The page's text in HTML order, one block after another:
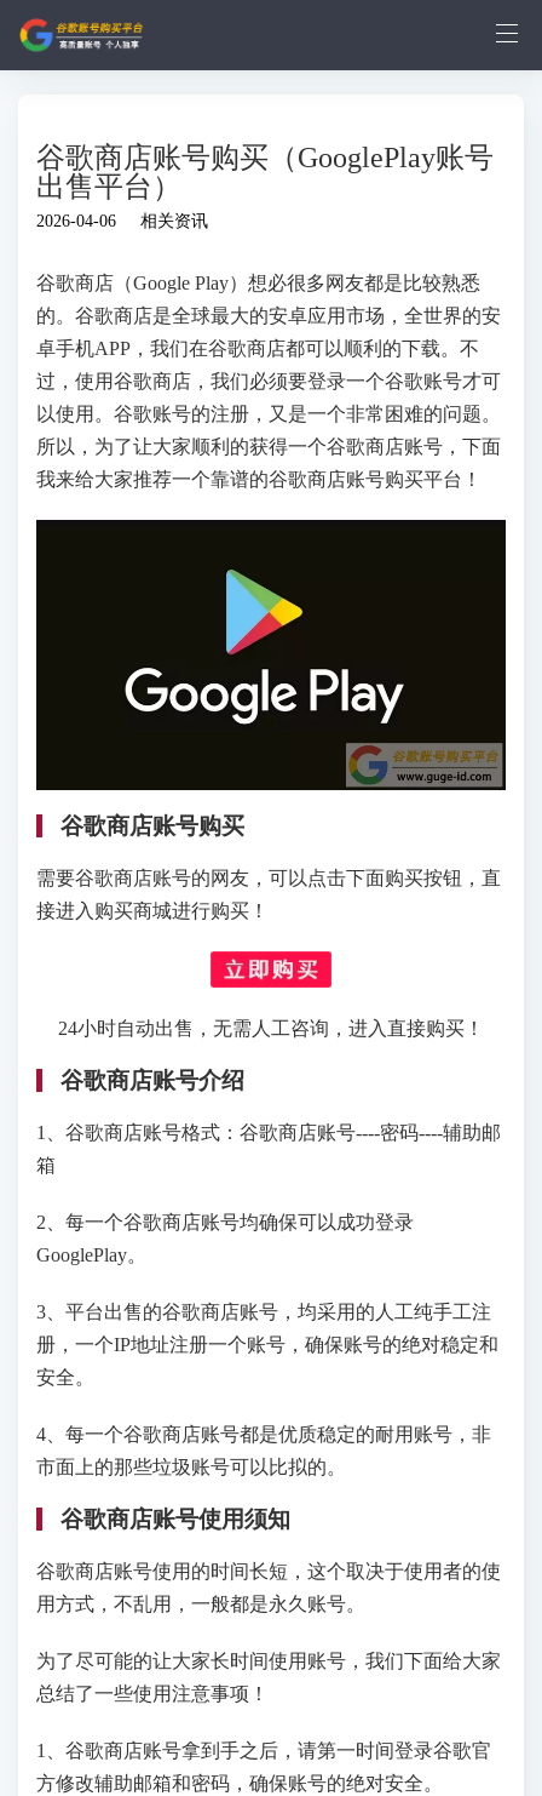
谷歌商店账号购买（GooglePlay账号
出售平台）
2026-04-06 相关资讯
谷歌商店（Google Play）想必很多网友都是比较熟悉
的。谷歌商店是全球最大的安卓应用市场，全世界的安
卓手机APP，我们在谷歌商店都可以顺利的下载。不
过，使用谷歌商店，我们必须要登录一个谷歌账号才可
以使用。谷歌账号的注册，又是一个非常困难的问题。
所以，为了让大家顺利的获得一个谷歌商店账号，下面
我来给大家推荐一个靠谱的谷歌商店账号购买平台！
谷歌商店账号购买
需要谷歌商店账号的网友，可以点击下面购买按钮，直
接进入购买商城进行购买！
24小时自动出售，无需人工咨询，进入直接购买！
谷歌商店账号介绍
1、谷歌商店账号格式：谷歌商店账号----密码----辅助邮
箱
2、每一个谷歌商店账号均确保可以成功登录
GooglePlay。
3、平台出售的谷歌商店账号，均采用的人工纯手工注
册，一个IP地址注册一个账号，确保账号的绝对稳定和
安全。
4、每一个谷歌商店账号都是优质稳定的耐用账号，非
市面上的那些垃圾账号可以比拟的。
谷歌商店账号使用须知
谷歌商店账号使用的时间长短，这个取决于使用者的使
用方式，不乱用，一般都是永久账号。
为了尽可能的让大家长时间使用账号，我们下面给大家
总结了一些使用注意事项！
1、谷歌商店账号拿到手之后，请第一时间登录谷歌官
方修改辅助邮箱和密码，确保账号的绝对安全。